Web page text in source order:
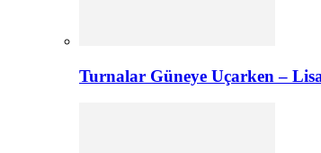
Turnalar Güneye Uçarken –